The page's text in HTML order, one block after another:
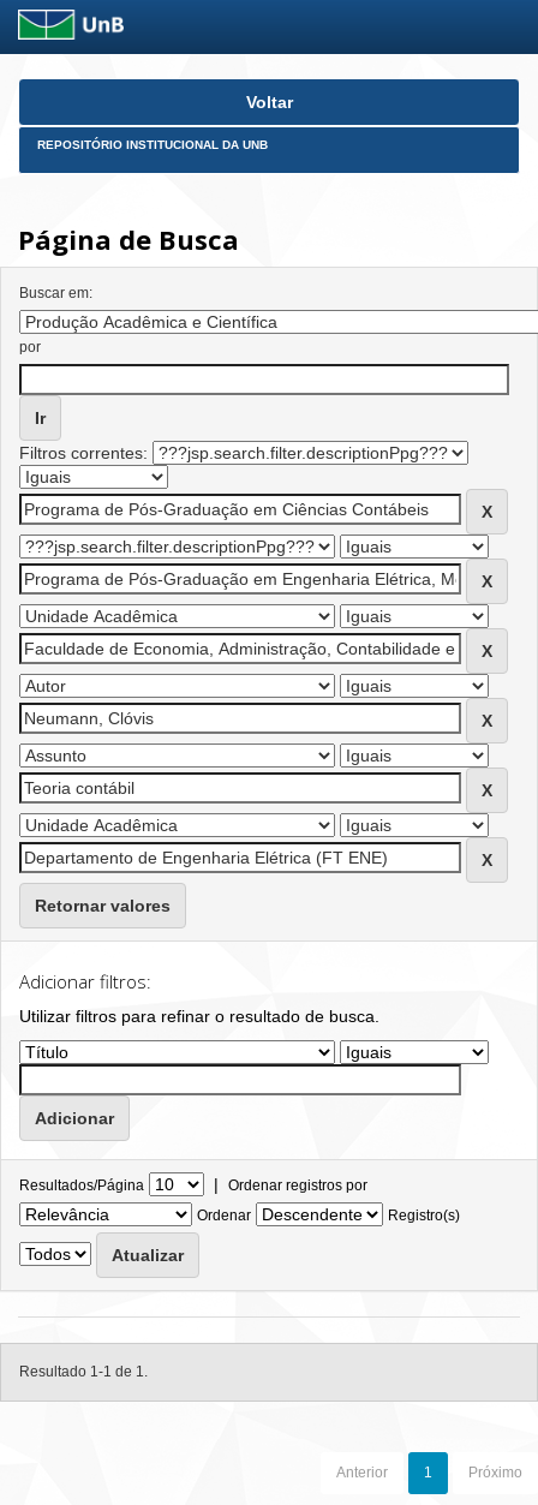
Skip
Voltar
REPOSITÓRIO INSTITUCIONAL DA UNB
Página de Busca
Buscar em:
por
Filtros correntes:
Retornar valores
Adicionar filtros:
Utilizar filtros para refinar o resultado de busca.
Resultados/Página | Ordenar registros por
Ordenar
Registro(s)
Resultado 1-1 de 1.
Anterior 1 Próximo